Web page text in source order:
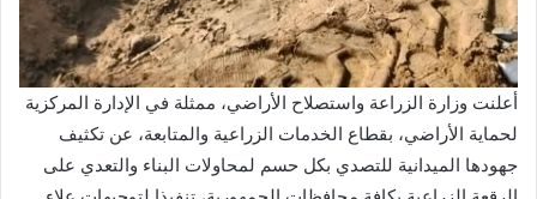
أعلنت وزارة الزراعة واستصلاح الأراضي، ممثلة في الإدارة المركزية
لحماية الأراضي، بقطاع الخدمات الزراعية والمتابعة، عن تكثيف
جهودها الميدانية للتصدي بكل حسم لمحاولات البناء والتعدي على